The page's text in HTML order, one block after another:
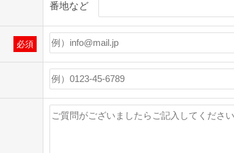
番地など
必須